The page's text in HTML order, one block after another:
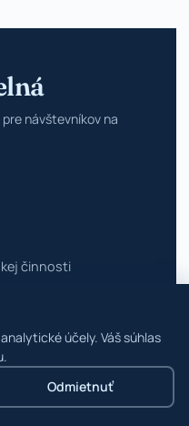
účely. Váš súhlas
Odmietnuť
návštevníkov na
činnosti
špecialisti